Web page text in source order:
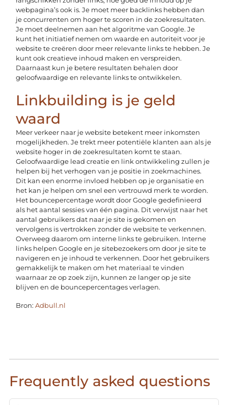
webpagina’s ook is. Je moet meer backlinks hebben dan
je concurrenten om hoger te scoren in de zoekresultaten.
Je moet deelnemen aan het algoritme van Google. Je
kunt het initiatief nemen om waarde en autoriteit voor je
website te creëren door meer relevante links te hebben. Je
kunt ook creatieve inhoud maken en verspreiden.
Daarnaast kun je betere resultaten behalen door
geloofwaardige en relevante links te ontwikkelen.
Linkbuilding is je geld
waard
Meer verkeer naar je website betekent meer inkomsten
mogelijkheden. Je trekt meer potentiële klanten aan als je
website hoger in de zoekresultaten komt te staan.
Geloofwaardige lead creatie en link ontwikkeling zullen je
helpen bij het verhogen van je positie in zoekmachines.
Dit kan een enorme invloed hebben op je organisatie en
het kan je helpen om snel een vertrouwd merk te worden.
Het bouncepercentage wordt door Google gedefinieerd
als het aantal sessies van één pagina. Dit verwijst naar het
aantal gebruikers dat naar je site is gekomen en
vervolgens is vertrokken zonder de website te verkennen.
Overweeg daarom om interne links te gebruiken. Interne
links helpen Google en je sitebezoekers om door je site te
navigeren en je inhoud te verkennen. Door het gebruikers
gemakkelijk te maken om het materiaal te vinden
waarnaar ze op zoek zijn, kunnen ze langer op je site
blijven en de bouncepercentages verlagen.
Bron:Adbull.nl
Frequently asked questions